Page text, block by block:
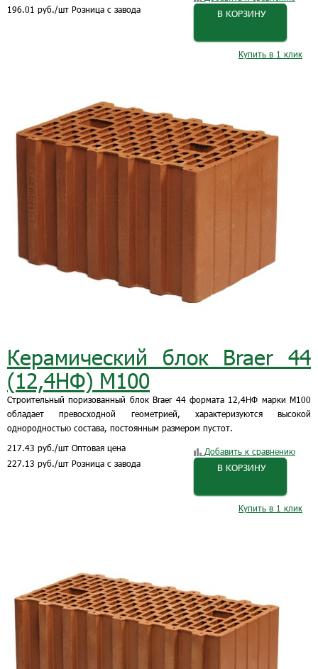
196.01 руб./шт Розница с завода В КОРЗИНУ
Купить в 1 клик
Керамический блок Braer 44
(12,4НФ) М100
Строительный поризованный блок Braer 44 формата 12,4НФ марки М100
обладает превосходной геометрией, характеризуются высокой
однородностью состава, постоянным размером пустот.
217.43 руб./шт Оптовая цена
227.13 руб./шт Розница с завода
Добавить к сравнению
В КОРЗИНУ
Купить в 1 клик